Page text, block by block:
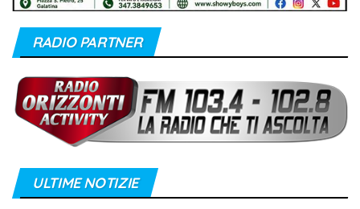
RADIO PARTNER
ULTIME NOTIZIE